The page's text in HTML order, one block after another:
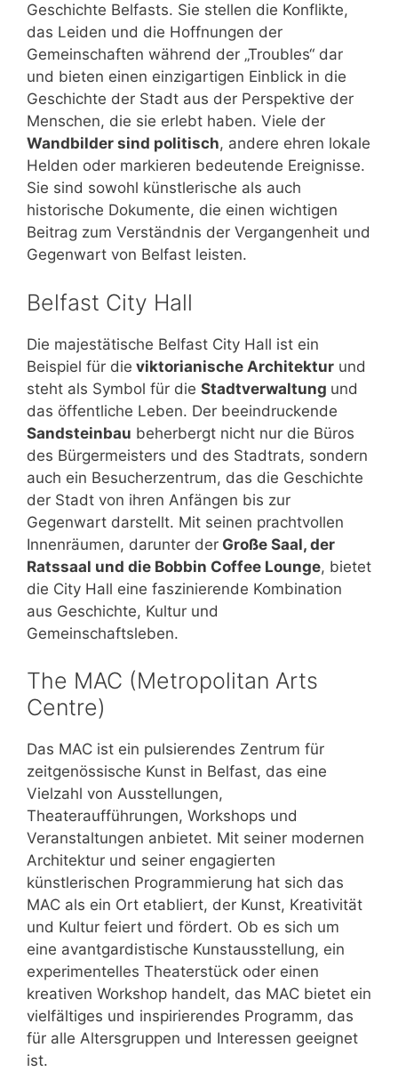
Geschichte Belfasts. Sie stellen die Konflikte,
das Leiden und die Hoffnungen der
Gemeinschaften während der „Troubles“ dar
und bieten einen einzigartigen Einblick in die
Geschichte der Stadt aus der Perspektive der
Menschen, die sie erlebt haben. Viele der
Wandbilder sind politisch, andere ehren lokale
Helden oder markieren bedeutende Ereignisse.
Sie sind sowohl künstlerische als auch
historische Dokumente, die einen wichtigen
Beitrag zum Verständnis der Vergangenheit und
Gegenwart von Belfast leisten.
Belfast City Hall
Die majestätische Belfast City Hall ist ein
Beispiel für die viktorianische Architektur und
steht als Symbol für die Stadtverwaltung und
das öffentliche Leben. Der beeindruckende
Sandsteinbau beherbergt nicht nur die Büros
des Bürgermeisters und des Stadtrats, sondern
auch ein Besucherzentrum, das die Geschichte
der Stadt von ihren Anfängen bis zur
Gegenwart darstellt. Mit seinen prachtvollen
Innenräumen, darunter der Große Saal, der
Ratssaal und die Bobbin Coffee Lounge, bietet
die City Hall eine faszinierende Kombination
aus Geschichte, Kultur und
Gemeinschaftsleben.
The MAC (Metropolitan Arts
Centre)
Das MAC ist ein pulsierendes Zentrum für
zeitgenössische Kunst in Belfast, das eine
Vielzahl von Ausstellungen,
Theateraufführungen, Workshops und
Veranstaltungen anbietet. Mit seiner modernen
Architektur und seiner engagierten
künstlerischen Programmierung hat sich das
MAC als ein Ort etabliert, der Kunst, Kreativität
und Kultur feiert und fördert. Ob es sich um
eine avantgardistische Kunstausstellung, ein
experimentelles Theaterstück oder einen
kreativen Workshop handelt, das MAC bietet ein
vielfältiges und inspirierendes Programm, das
für alle Altersgruppen und Interessen geeignet
ist.